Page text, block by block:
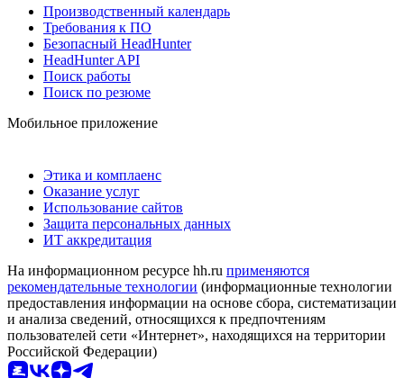
Производственный календарь
Требования к ПО
Безопасный HeadHunter
HeadHunter API
Поиск работы
Поиск по резюме
Мобильное приложение
Этика и комплаенс
Оказание услуг
Использование сайтов
Защита персональных данных
ИТ аккредитация
На информационном ресурсе hh.ru применяются
рекомендательные технологии (информационные технологии
предоставления информации на основе сбора, систематизации
и анализа сведений, относящихся к предпочтениям
пользователей сети «Интернет», находящихся на территории
Российской Федерации)